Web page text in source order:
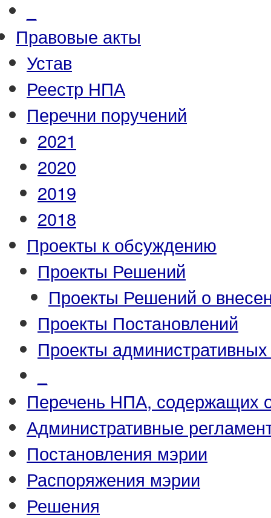
Правовые акты
Устав
Реестр НПА
Перечни поручений
2021
2020
2019
2018
Проекты к обсуждению
Проекты Решений
Проекты Решений о
Проекты Постановлений
Проекты
Перечень НПА, содержащих
Административные
Постановления мэрии
Распоряжения мэрии
Решения